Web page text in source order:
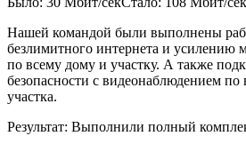
Нашей командой были выполнены
безлимитного интернета и усилению
по всему дому и участку. А также
безопасности с видеонаблюдением по
участка.
Результат: Выполнили полный